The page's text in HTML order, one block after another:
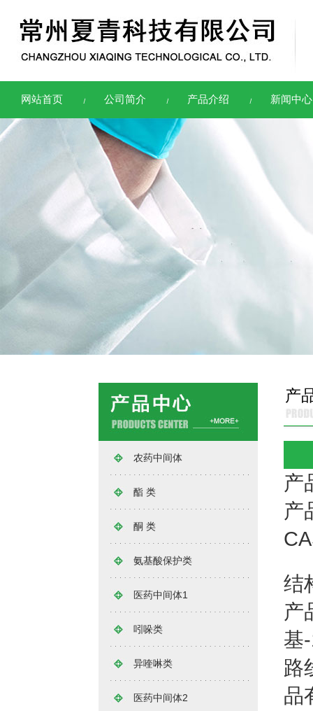
网站首页 公司简介 产品介绍 新闻中心
农药中间体
酯 类
酮 类
氨基酸保护类
医药中间体1
吲哚类
异喹啉类
医药中间体2
产
产
产
结
产
基
路
品